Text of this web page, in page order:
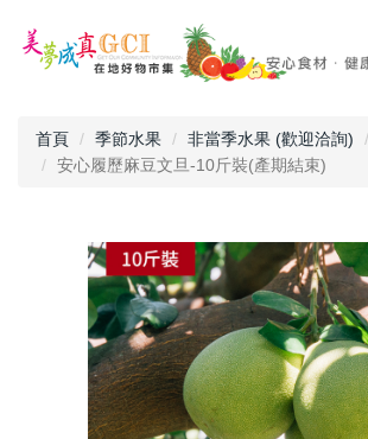
首頁 季節水果 非當季水果 (歡迎洽詢)
安心履歷麻豆文旦-10斤裝(產期結束)